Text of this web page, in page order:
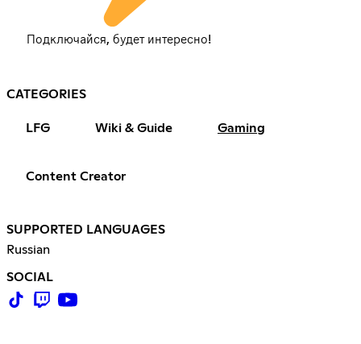
Подключайся, будет интересно!
CATEGORIES
LFG Wiki & Guide Gaming
Content Creator
SUPPORTED LANGUAGES
Russian
SOCIAL